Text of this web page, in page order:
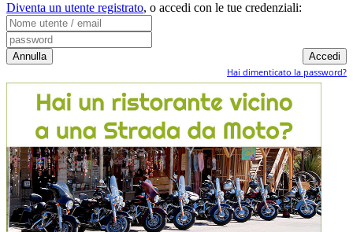
Diventa un utente registrato, o accedi con le tue credenziali:
Hai dimenticato la password?